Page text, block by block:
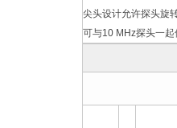
尖头设计允许探头旋
可与10 MHz探头一